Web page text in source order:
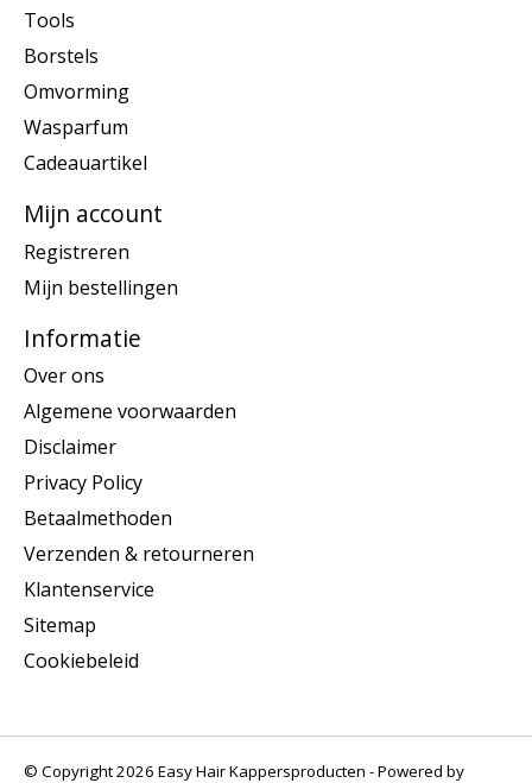
Tools
Borstels
Omvorming
Wasparfum
Cadeauartikel
Mijn account
Registreren
Mijn bestellingen
Informatie
Over ons
Algemene voorwaarden
Disclaimer
Privacy Policy
Betaalmethoden
Verzenden & retourneren
Klantenservice
Sitemap
Cookiebeleid
© Copyright 2026 Easy Hair Kappersproducten - Powered by